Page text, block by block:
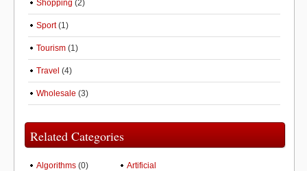
Shopping (2)
Sport(1)
Tourism (1)
Travel (4)
Wholesale (3)
Related Categories
Algorithms (0)
Artificial